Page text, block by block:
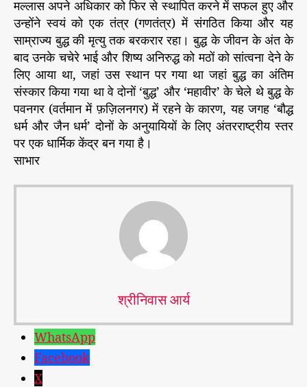
मल्लास अपने अधिकार को फिर से स्थापित करने में सफल हुए और
उन्होंने स्वयं को एक तंत्र (गणतंत्र) में संगठित किया और यह
साम्राज्य बुद्ध की मृत्यु तक बरकरार रहा। बुद्ध के जीवन के अंत के
बाद उनके चचेरे भाई और शिष्य अनिरुद्ध को मठों को सांत्वना देने के
लिए आया था, जहां उस स्थान पर गया था जहां बुद्ध का अंतिम
संस्कार किया गया था वे दोनों ‘बुद्ध’ और ‘महावीर’ के चेले थे बुद्ध के
पवनगर (वर्तमान में फ़ज़िलनगर) में रहने के कारण, यह जगह ‘बौद्ध
धर्म और जैन धर्म’ दोनों के अनुयायियों के लिए अंतरराष्ट्रीय स्तर
पर एक धार्मिक केंद्र बन गया है।
साभार
श्रीनिवास आर्य
WhatsApp
Facebook
X